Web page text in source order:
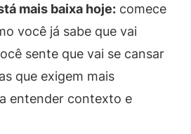
mais baixa hoje: comece
você já sabe que vai
sente que vai se cansar
que exigem mais
entender contexto e